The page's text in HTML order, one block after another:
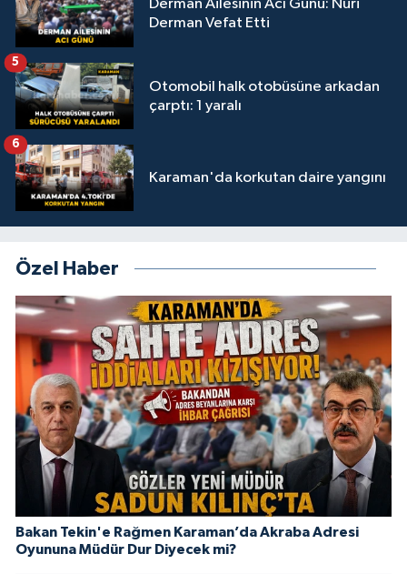
Derman Ailesinin Acı Günü: Nuri
Derman Vefat Etti
Otomobil halk otobüsüne arkadan
çarptı: 1 yaralı
5
Karaman'da korkutan daire yangını
6
Özel Haber
Bakan Tekin'e Rağmen Karaman’da Akraba Adresi
Oyununa Müdür Dur Diyecek mi?